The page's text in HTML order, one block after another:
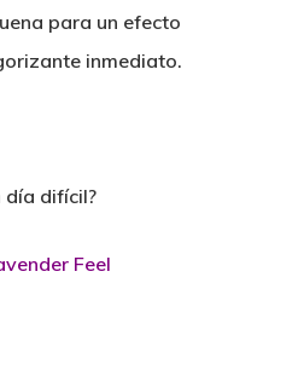
para un efecto
inmediato.
día difícil?
Feel